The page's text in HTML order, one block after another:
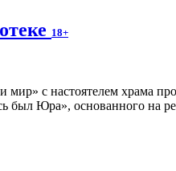
18+
мир» с настоятелем храма
был Юра», основанного на